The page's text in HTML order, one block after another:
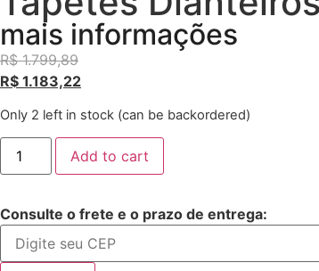
mais informações
R$1.799,89
R$ 1.183,22
Only 2 left in stock (can be backordered)
Add to cart
Consulte o frete e o prazo de entrega: